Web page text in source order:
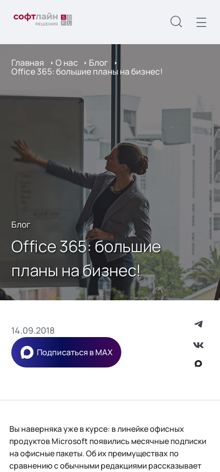
Главная О нас Блог
Office 365: большие планы на бизнес!
Блог
Office 365: большие
планы на бизнес!
14.09.2018
Подписаться в MAX
Вы наверняка уже в курсе: в линейке офисных
продуктов Microsoft появились месячные подписки
на офисные пакеты. Об их преимуществах по
сравнению с обычными редакциями рассказывает